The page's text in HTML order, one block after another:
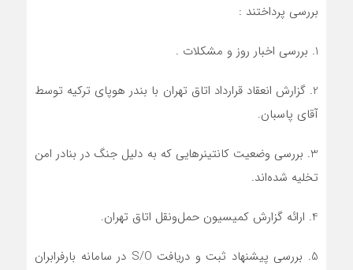
بررسی پرداختند :
1. بررسی اخبار روز و مشکلات .
2. گزارش انعقاد قرارداد اتاق تهران با بندر هوپای ترکیه توسط
آقای پاسبان.
3. بررسی وضعیت کانتینرهایی که به دلیل جنگ در بنادر امن
تخلیه شده‌اند.
4. ارائه گزارش کمیسیون حمل‌ونقل اتاق تهران.
5. بررسی پیشنهاد ثبت و دریافت S/O در سامانه بارفرابران